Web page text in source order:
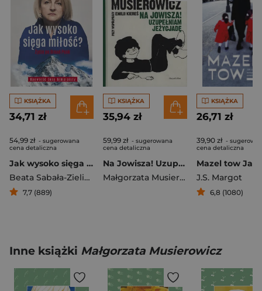
KSIĄŻKA
34,71 zł
54,99 zł - sugerowana
cena detaliczna
Jak wysoko sięga miłość ? Życie po Broad Peak. Rozmowa z Ewą Berbeką
Beata Sabała-Zielińska
7,7 (889)
KSIĄŻKA
35,94 zł
59,99 zł - sugerowana
cena detaliczna
Na Jowisza! Uzupełniam Jeżycjadę
Małgorzata Musierowicz
KSIĄŻKA
26,71 zł
39,90 zł -
cena detaliczna
J.S. Margot
6,8 (1080)
Inne książki Małgorzata Musierowicz